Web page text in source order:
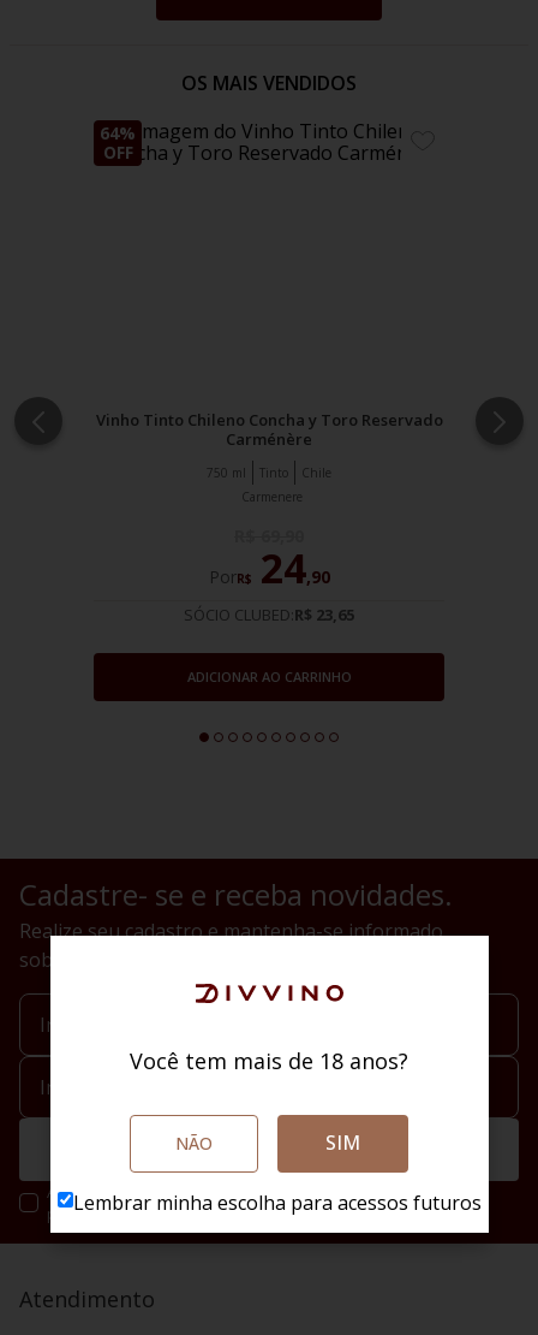
OS MAIS VENDIDOS
64%
OFF
Vinho Tinto Chileno Concha y Toro Reservado
Carménère
Tinto Chile
750 ml
Carmenere
PorR$ 24,90
SÓCIO CLUBED:R$ 23,65
ADICIONAR AO CARRINHO
Cadastre- se e receba novidades.
Realize seu cadastro e mantenha-se informado
sobre novidades
Ao se cadastrar você irá concordar com a nossa política de
privacidade.
Atendimento
Você tem mais de 18 anos?
NÃO SIM
Lembrar minha escolha para acessos futuros